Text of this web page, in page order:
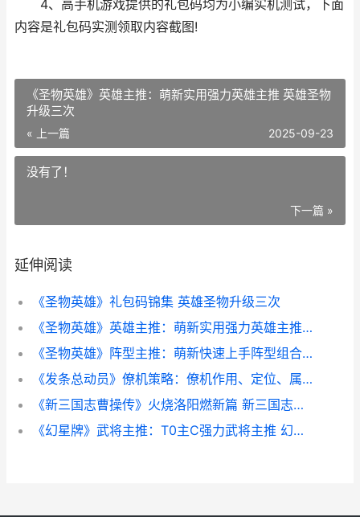
4、高手机游戏提供的礼包码均为小编实机测试，下面
内容是礼包码实测领取内容截图!
《圣物英雄》英雄主推：萌新实用强力英雄主推 英雄圣物
升级三次
« 上一篇 2025-09-23
没有了！
下一篇 »
延伸阅读
《圣物英雄》礼包码锦集 英雄圣物升级三次
《圣物英雄》英雄主推：萌新实用强力英雄主推 英雄圣物升级三次
《圣物英雄》阵型主推：萌新快速上手阵型组合主推 《圣物英雄》阵容推荐
《发条总动员》僚机策略：僚机作用、定位、属性详细解答 发条总动员汤姆和杰瑞哪个厉害
《新三国志曹操传》火烧洛阳燃新篇 新三国志曹操传 兑换码
《幻星牌》武将主推：T0主C强力武将主推 幻龙星卡组